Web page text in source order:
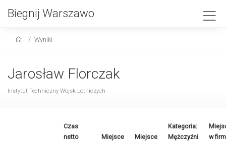
Biegnij Warszawo
Wyniki
Jarosław Florczak
Instytut Techniczny Wojsk Lotniczych
Czas
netto
Miejsce Miejsce
Kategoria:
Mężczyźni
w